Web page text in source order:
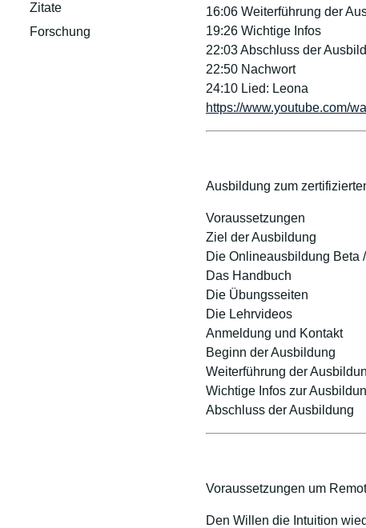
Zitate
Forschung
16:06 Weiterführung der
19:26 Wichtige Infos
22:03 Abschluss der
22:50 Nachwort
24:10 Lied: Leona
https://www.youtube.com/
Ausbildung zum
Voraussetzungen
Ziel der Ausbildung
Die Onlineausbildung Beta
Das Handbuch
Die Übungsseiten
Die Lehrvideos
Anmeldung und Kontakt
Beginn der Ausbildung
Weiterführung der
Wichtige Infos zur
Abschluss der Ausbildung
Voraussetzungen um
Den Willen die Intuition